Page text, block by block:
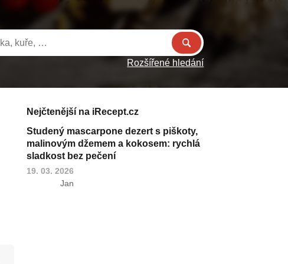
Rozšířené hledání
Nejčtenější na iRecept.cz
Studený mascarpone dezert s piškoty,
malinovým džemem a kokosem: rychlá
sladkost bez pečení
19. 03. 2026
Jan